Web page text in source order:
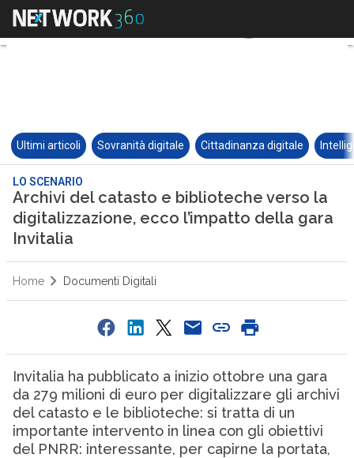
Ultimi articoli Sovranità digitale Cittadinanza digitale
LO SCENARIO
Archivi del catasto e biblioteche verso la
digitalizzazione, ecco l’impatto della gara
Invitalia
Home Documenti Digitali
Invitalia ha pubblicato a inizio ottobre una gara
da 279 milioni di euro per digitalizzare gli archivi
del catasto e le biblioteche: si tratta di un
importante intervento in linea con gli obiettivi
del PNRR: interessante, per capirne la portata,